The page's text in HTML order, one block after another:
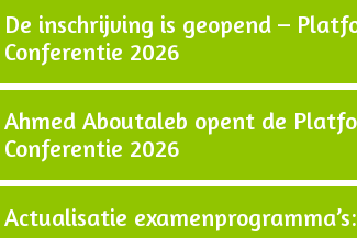
De inschrijving is geopend –
Conferentie 2026
Ahmed Aboutaleb opent de
Conferentie 2026
Actualisatie examenprogramma’s: